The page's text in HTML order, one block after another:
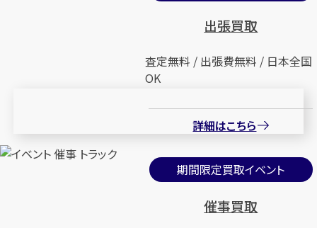
出張買取
査定無料 / 出張費無料 / 日本全国
OK
詳細はこちら
期間限定買取イベント
催事買取